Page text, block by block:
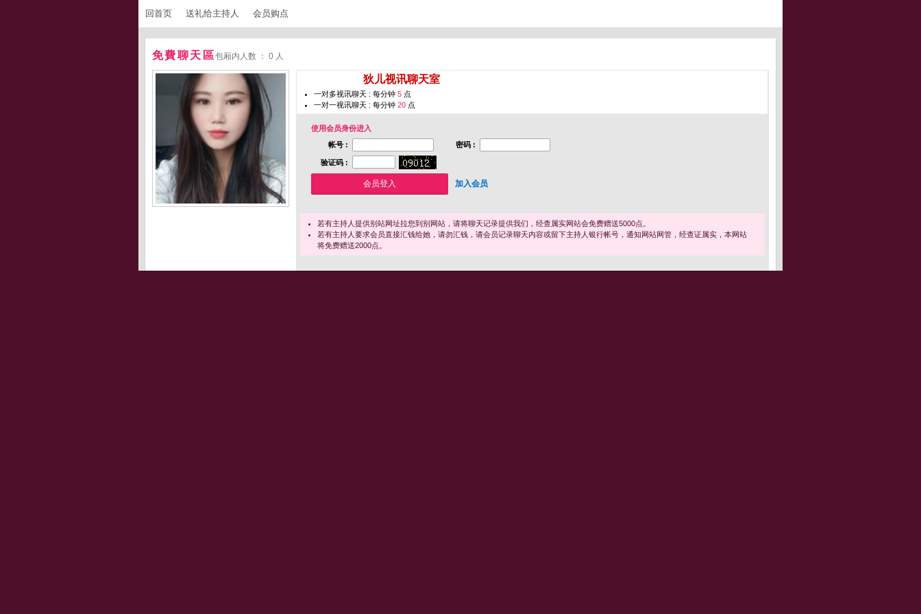
回首页 送礼给主持人 会员购点
免費聊天區包厢内人数 ： 0 人
狄儿视讯聊天室
一对多视讯聊天 : 每分钟 5 点
一对一视讯聊天 : 每分钟 20 点
使用会员身份进入
帐号 :
密码 :
验证码 :
加入会员
若有主持人提供别站网址拉您到别网站，请将聊天记录提供我们，经查属实网站会免费赠送5000点。
若有主持人要求会员直接汇钱给她，请勿汇钱，请会员记录聊天内容或留下主持人银行帐号，通知网站网管，经查证属实，本网站
将免费赠送2000点。